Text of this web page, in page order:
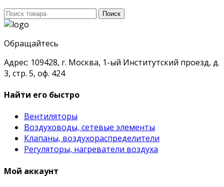
Поиск
для:
Поиск
Обращайтесь
Адрес: 109428, г. Москва, 1-ый Институтский проезд, д.
3, стр. 5, оф. 424
Найти его быстро
Вентиляторы
Воздуховоды, сетевые элементы
Клапаны, воздухораспределители
Регуляторы, нагреватели воздуха
Мой аккаунт